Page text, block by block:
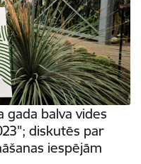
gada balva vides
diskutēs par
iespējām